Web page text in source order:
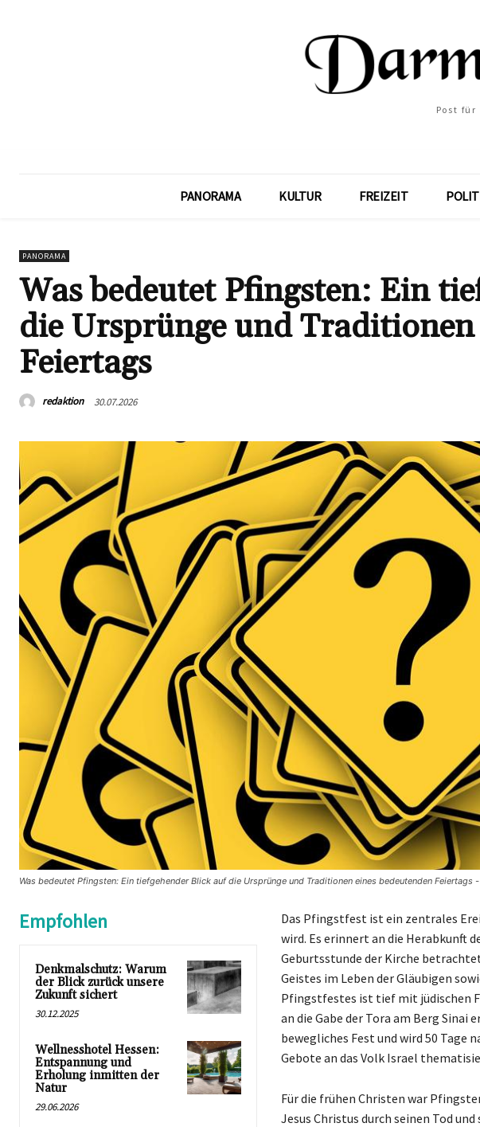
Post
PANORAMA KULTUR FREIZEIT
PANORAMA
Was bedeutet Pfingsten: Ein
die Ursprünge und Traditionen
Feiertags
redaktion 30.07.2026
Was bedeutet Pfingsten: Ein tiefgehender Blick auf die Ursprünge und Traditionen eines bedeutenden
Empfohlen
Denkmalschutz: Warum
der Blick zurück unsere
Zukunft sichert
30.12.2025
Wellnesshotel Hessen:
Entspannung und
Erholung inmitten der
Natur
29.06.2026
Das Pfingstfest ist ein zentrales
wird. Es erinnert an die Herabkunft
Geburtsstunde der Kirche
Geistes im Leben der Gläubigen
Pfingstfestes ist tief mit jüdischen
an die Gabe der Tora am Berg
bewegliches Fest und wird 50 Tage
Gebote an das Volk Israel
Für die frühen Christen war
Jesus Christus durch seinen Tod